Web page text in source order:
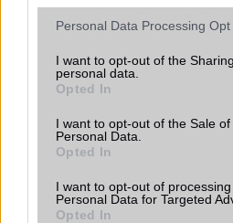
Please note that this website/app
not limited to your visit or usage
grant or deny consent to Google
use your data for below specified
consent section.
Personal Data Processing
I want to opt-out of the
personal data.
Opted In
I want to opt-out of the Sale of
Personal Data.
Opted In
I want to opt-out of
Personal Data for Targeted
Opted In
HÍRLEVÉL